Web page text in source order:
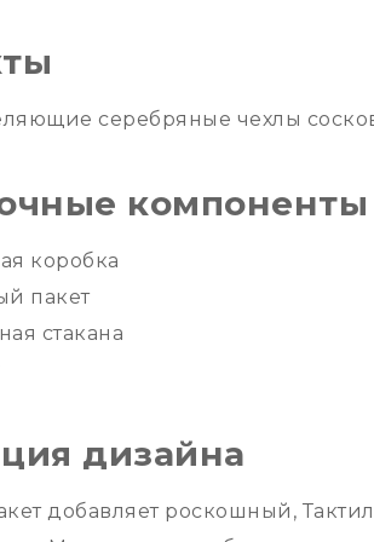
серебряные чехлы
компоненты
коробка
пакет
стакана
дизайна
добавляет роскошный,